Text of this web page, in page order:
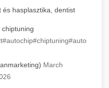
és hasplasztika, dentist
chiptuning
#autochip#chiptuning#autochip
March